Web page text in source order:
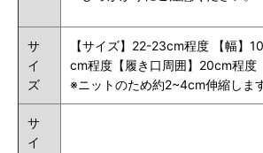
サ
イ
ズ
【サイズ】22-23cm程度 【幅】
cm程度【履き口周囲】20cm程度
※ニットのため約2~4cm伸縮しま
サ
イ